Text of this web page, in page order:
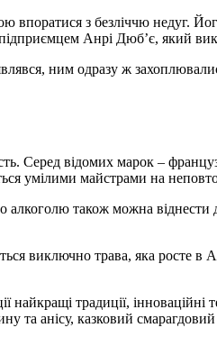
впоратися з безліччю недуг.
Анрі Дюб’є, який
ним одразу ж
Серед відомих марок –
умілими майстрами на
також можна віднести
виключно трава, яка росте в
найкращі традиції, інноваційні
та анісу, казковий смарагдовий